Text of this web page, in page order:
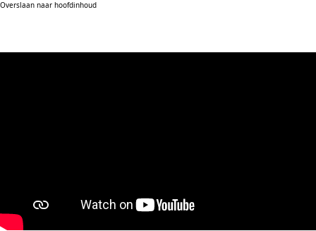
Overslaan naar hoofdinhoud